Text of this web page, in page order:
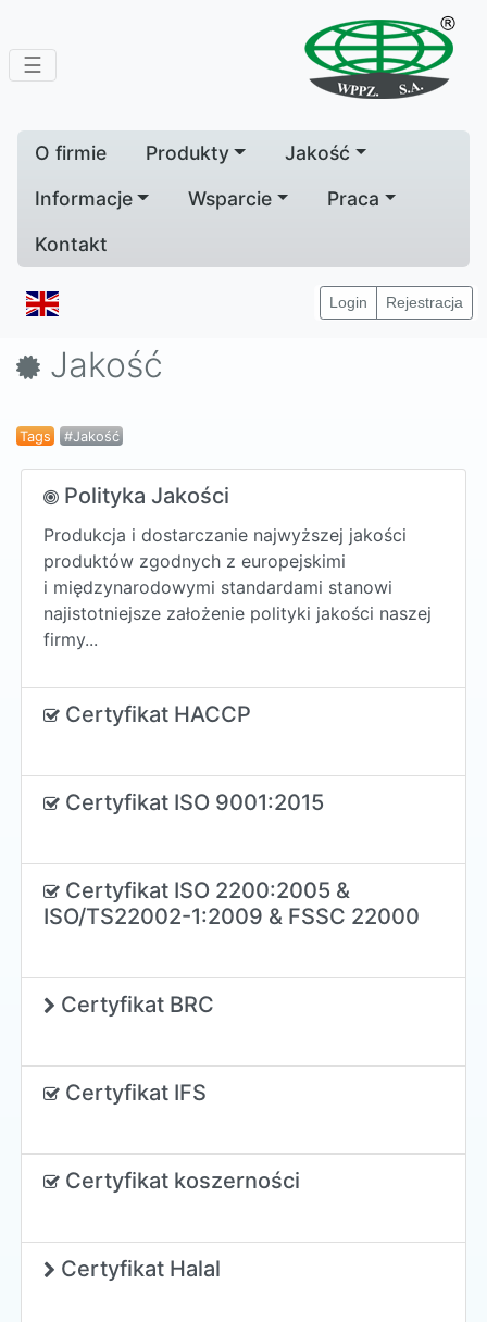
☰
O firmie Produkty
Jakość
Informacje
Wsparcie
Praca
Kontakt
Login Rejestracja
Home
Jakość
Tags #Jakość
Polityka Jakości
Produkcja i dostarczanie najwyższej jakości
produktów zgodnych z europejskimi
i międzynarodowymi standardami stanowi
najistotniejsze założenie polityki jakości naszej
firmy...
Certyfikat HACCP
Certyfikat ISO 9001:2015
Certyfikat ISO 2200:2005 &
ISO/TS22002-1:2009 & FSSC 22000
Certyfikat BRC
Certyfikat IFS
Certyfikat koszerności
Certyfikat Halal